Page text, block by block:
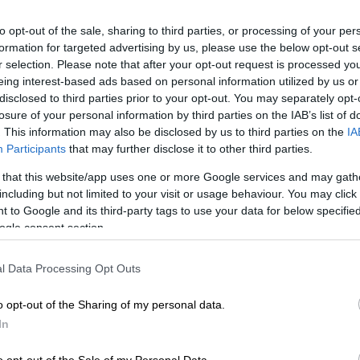
opt-out of the sale, sharing to third parties, or processing of your
for targeted advertising by us, please use the below opt-out
selection. Please note that after your opt-out request is processed
interest-based ads based on personal information utilized by us
to third parties prior to your opt-out. You may separately
of your personal information by third parties on the IAB’s list of
This information may also be disclosed by us to third parties on the
Participants that may further disclose it to other third parties.
that this website/app uses one or more Google services and may
but not limited to your visit or usage behaviour. You may
to Google and its third-party tags to use your data for below
consent section.
Data Processing Opt Outs
opt-out of the Sharing of my personal data.
το ΕΘΝΟΣ στη Google
4.5 ώρες κάθε μέρα. Η γενιά Z περνά
λόγος για το «doomscrolling», την άσκοπη
ασκόπως στις οθόνες των
όγκου ειδήσεων και παρακολούθηση
μπορεί να επηρεάσει
με τους ερευνητές του Πανεπιστημίου